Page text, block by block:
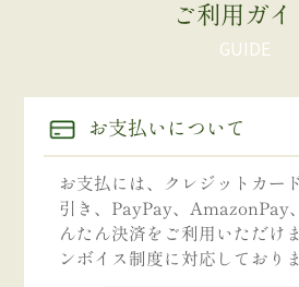
ご利用ガイ
お支払いについて
お支払には、クレジットカー
引き、PayPay、AmazonPay
んたん決済をご利用いただけ
ンボイス制度に対応しており